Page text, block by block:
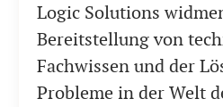
Logic Solutions
Bereitstellung von
Fachwissen und der
Probleme in der Welt